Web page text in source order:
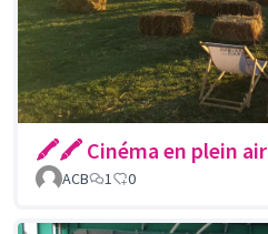
🖍🖍 Cinéma en plein air
ACB
1 0